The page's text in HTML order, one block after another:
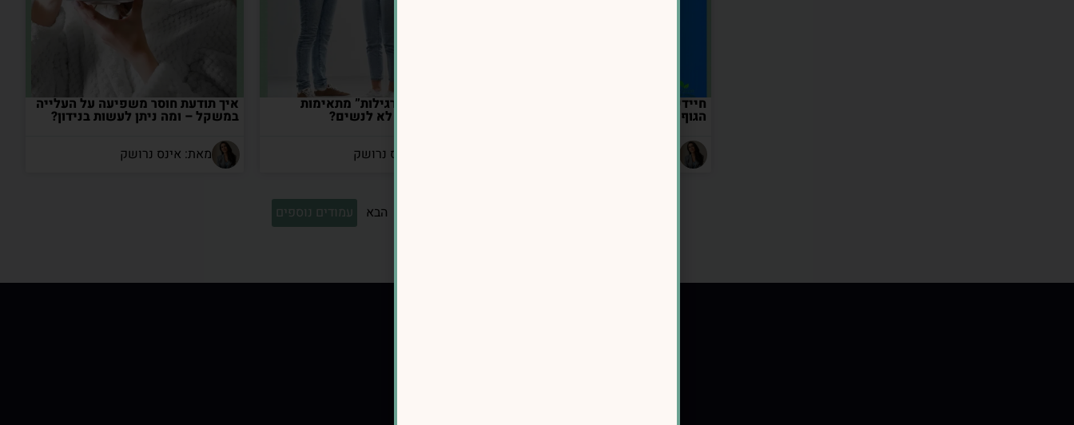
חיידקי המעי והקשר שלהם למשקל
הגוף: מה אומר המדע?
למה דיאטות “רגילות” מתאימות
לגברים – אבל לא לנשים?
מאת: אינס נרושק
איך תודעת חוסר משפיעה על העלייה
במשקל – ומה ניתן לעשות בנידון?
מאת: אינס נרושק
הבא עמודים נוספים